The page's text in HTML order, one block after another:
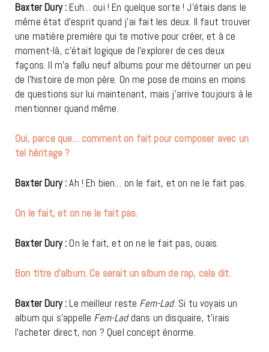
Baxter Dury : Euh… oui ! En quelque sorte ! J’étais dans le
même état d’esprit quand j’ai fait les deux. Il faut trouver
une matière première qui te motive pour créer, et à ce
moment-là, c’était logique de l’explorer de ces deux
façons. Il m’a fallu neuf albums pour me détourner un peu
de l’histoire de mon père. On me pose de moins en moins
de questions sur lui maintenant, mais j’arrive toujours à le
mentionner quand même.
Oui, parce que… comment on fait pour composer avec un
tel héritage ?
Baxter Dury :Ah ! Eh bien… on le fait, et on ne le fait pas.
On le fait, et on ne le fait pas.
Baxter Dury : On le fait, et on ne le fait pas, ouais.
Bon titre d’album. Ce serait un album de rap, cela dit.
Baxter Dury : Le meilleur reste Fem-Lad. Si tu voyais un
album qui s’appelle Fem-Laddans un disquaire, t’irais
l’acheter direct, non ? Quel concept énorme.